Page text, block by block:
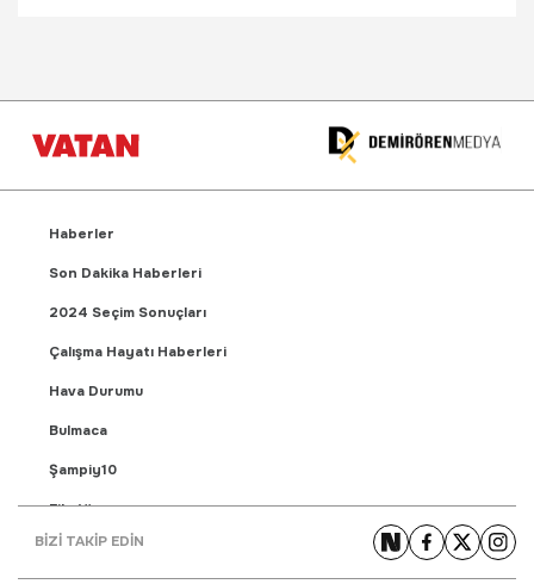
Haberler
Son Dakika Haberleri
2024 Seçim Sonuçları
Çalışma Hayatı Haberleri
Hava Durumu
Bulmaca
Şampiy10
Fikstür
Puan Durumu
BİZİ TAKİP EDİN